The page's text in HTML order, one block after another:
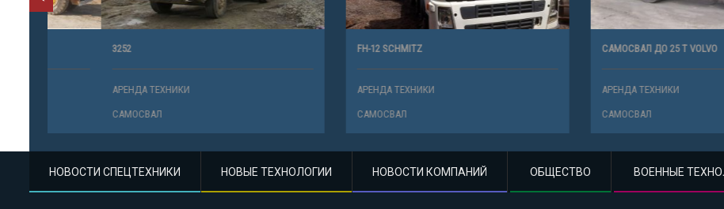
АРЕНДА ТЕХНИКИ
FH-12 SCHMITZ
АРЕНДА ТЕХНИКИ
САМОСВАЛ ДО 25 Т VOLVO
АРЕНДА ТЕХНИКИ
НОВОСТИ СПЕЦТЕХНИКИ НОВЫЕ ТЕХНОЛОГИИ НОВОСТИ КОМПАНИЙ ОБЩЕСТВО ВОЕННЫЕ